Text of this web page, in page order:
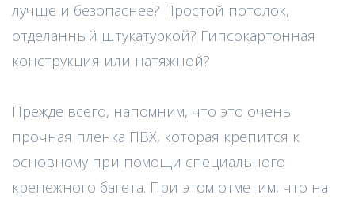
лучше и безопаснее? Простой потолок,
отделанный штукатуркой? Гипсокартонная
конструкция или натяжной?
Прежде всего, напомним, что это очень
прочная пленка ПВХ, которая крепится к
основному при помощи специального
крепежного багета. При этом отметим, что на